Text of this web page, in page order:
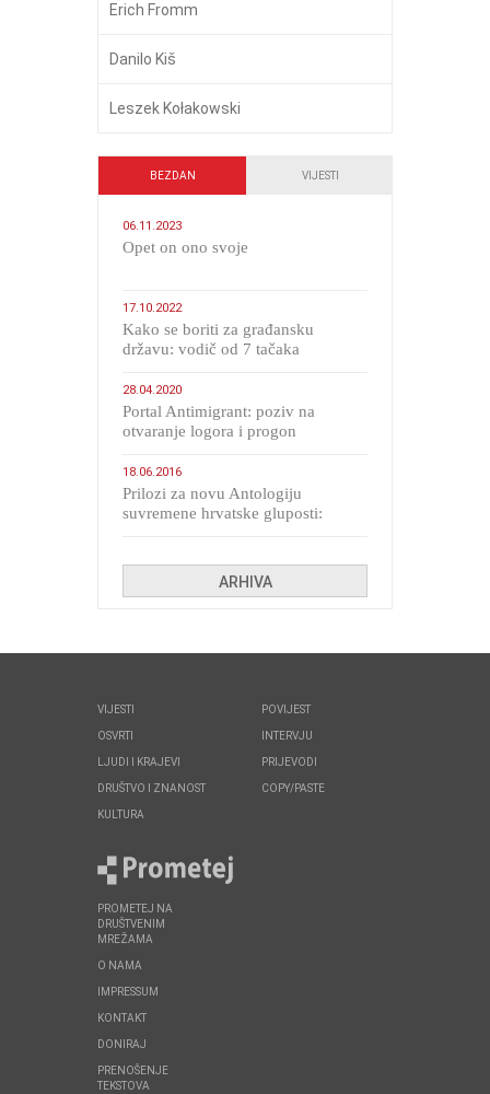
Erich Fromm
Danilo Kiš
Leszek Kołakowski
BEZDAN VIJESTI
06.11.2023
​Opet on ono svoje
17.10.2022
Kako se boriti za građansku
državu: vodič od 7 tačaka
28.04.2020
Portal Antimigrant: poziv na
otvaranje logora i progon
18.06.2016
Prilozi za novu Antologiju
suvremene hrvatske gluposti:
ARHIVA
VIJESTI
OSVRTI
LJUDI I KRAJEVI
DRUŠTVO I ZNANOST
KULTURA
POVIJEST
INTERVJU
PRIJEVODI
COPY/PASTE
PROMETEJ NA
DRUŠTVENIM
MREŽAMA
O NAMA
IMPRESSUM
KONTAKT
DONIRAJ
PRENOŠENJE
TEKSTOVA